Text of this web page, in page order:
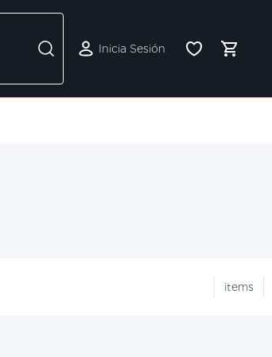
Inicia Sesión
items